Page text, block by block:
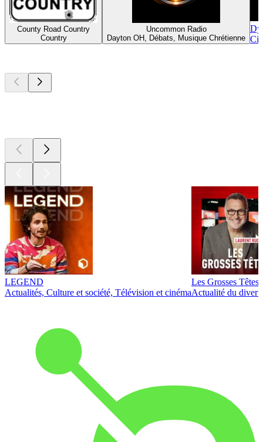
County Road Country
Country
Uncommon Radio
Dayton OH, Débats, Musique Chrétienne
LEGEND
Actualités, Culture et société, Télévision et cinéma
Les Grosses Têtes
Actualité du